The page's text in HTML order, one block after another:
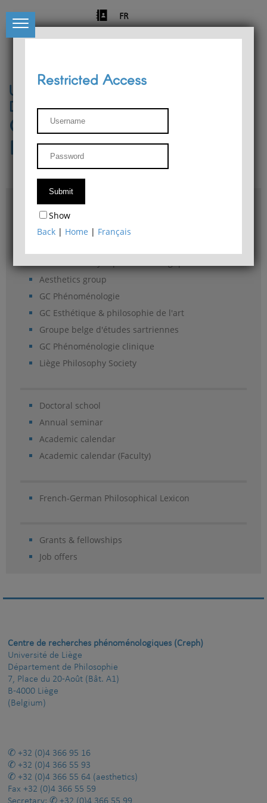
FR
University of Liège
Départment of Philosophy
Center for Phenomenological
Research
Access & maps
Philosophy Department Library
Aesthetics group
GC Phénoménologie
GC Esthétique & philosophie de l'art
Groupe belge d'études sartriennes
GC Phénoménologie clinique
Liège Philosophy Society
Doctoral school
Annual seminar
Academic calendar
Academic calendar (Faculty)
French-German Philosophical Lexicon
Grants & fellowships
Job offers
Restricted Access
Show
Back | Home | Français
Centre de recherches phénoménologiques (Creph)
Université de Liège
Département de Philosophie
7, Place du 20-Août (Bât. A1)
B-4000 Liège
(Belgium)
+32 (0)4 366 95 16
+32 (0)4 366 55 93
+32 (0)4 366 55 64 (aesthetics)
Fax +32 (0)4 366 55 59